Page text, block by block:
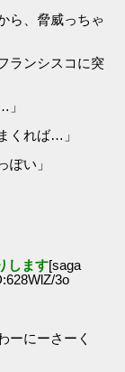
ら、脅威っちゃ
ランシスコに突
」
くれば…」
ぽい」
します[saga
3o
ーにーさーく